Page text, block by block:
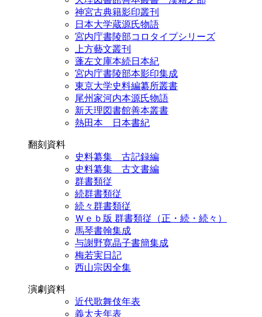
神宮古典籍影印叢刊
日本大学蔵源氏物語
宮内庁書陵部コロタイプシリーズ
上方藝文叢刊
蓬左文庫本続日本紀
宮内庁書陵部本影印集成
東京大学史料編纂所叢書
尾州家河内本源氏物語
新天理図書館善本叢書
熱田本 日本書紀
翻刻資料
史料纂集 古記録編
史料纂集 古文書編
群書類従
続群書類従
続々群書類従
Ｗｅｂ版 群書類従（正・続・続々）
馬琴書翰集成
与謝野寛晶子書簡集成
梅若実日記
西山宗因全集
演劇資料
近代歌舞伎年表
義太夫年表